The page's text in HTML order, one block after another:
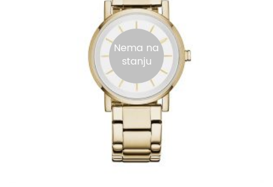
Nema na
stanju